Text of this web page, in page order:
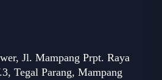
Jl. Mampang Prpt. Raya
Tegal Parang, Mampang